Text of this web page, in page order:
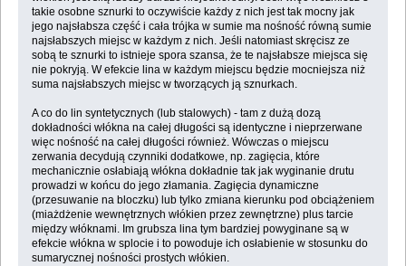
takie osobne sznurki to oczywiście każdy z nich jest tak mocny jak
jego najsłabsza część i cała trójka w sumie ma nośność równą sumie
najsłabszych miejsc w każdym z nich. Jeśli natomiast skręcisz ze
sobą te sznurki to istnieje spora szansa, że te najsłabsze miejsca się
nie pokryją. W efekcie lina w każdym miejscu będzie mocniejsza niż
suma najsłabszych miejsc w tworzących ją sznurkach.
A co do lin syntetycznych (lub stalowych) - tam z dużą dozą
dokładności włókna na całej długości są identyczne i nieprzerwane
więc nośność na całej długości również. Wówczas o miejscu
zerwania decydują czynniki dodatkowe, np. zagięcia, które
mechanicznie osłabiają włókna dokładnie tak jak wyginanie drutu
prowadzi w końcu do jego złamania. Zagięcia dynamiczne
(przesuwanie na bloczku) lub tylko zmiana kierunku pod obciążeniem
(miażdżenie wewnętrznych włókien przez zewnętrzne) plus tarcie
między włóknami. Im grubsza lina tym bardziej powyginane są w
efekcie włókna w splocie i to powoduje ich osłabienie w stosunku do
sumarycznej nośności prostych włókien.